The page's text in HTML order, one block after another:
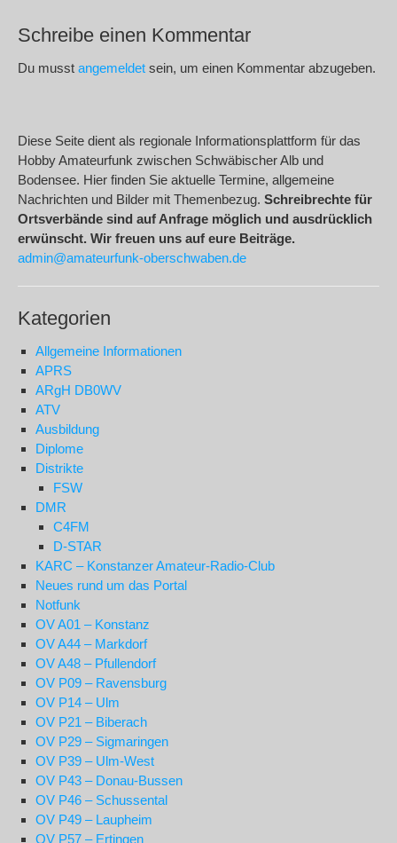
Schreibe einen Kommentar
Du musst angemeldet sein, um einen Kommentar abzugeben.
Diese Seite dient als regionale Informationsplattform für das
Hobby Amateurfunk zwischen Schwäbischer Alb und
Bodensee. Hier finden Sie aktuelle Termine, allgemeine
Nachrichten und Bilder mit Themenbezug. Schreibrechte für
Ortsverbände sind auf Anfrage möglich und ausdrücklich
erwünscht. Wir freuen uns auf eure Beiträge.
admin@amateurfunk-oberschwaben.de
Kategorien
Allgemeine Informationen
APRS
ARgH DB0WV
ATV
Ausbildung
Diplome
Distrikte
FSW
DMR
C4FM
D-STAR
KARC – Konstanzer Amateur-Radio-Club
Neues rund um das Portal
Notfunk
OV A01 – Konstanz
OV A44 – Markdorf
OV A48 – Pfullendorf
OV P09 – Ravensburg
OV P14 – Ulm
OV P21 – Biberach
OV P29 – Sigmaringen
OV P39 – Ulm-West
OV P43 – Donau-Bussen
OV P46 – Schussental
OV P49 – Laupheim
OV P57 – Ertingen